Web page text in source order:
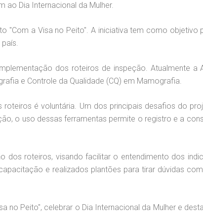
ao Dia Internacional da Mulher.
"Com a Visa no Peito". A iniciativa tem como
dos roteiros de inspeção. Atualmente a
e Controle da Qualidade (CQ) em Mamografia.
é voluntária. Um dos principais desafios do
o uso dessas ferramentas permite o registro e a
dos roteiros, visando facilitar o entendimento dos
e realizados plantões para tirar dúvidas
no Peito", celebrar o Dia Internacional da Mulher e